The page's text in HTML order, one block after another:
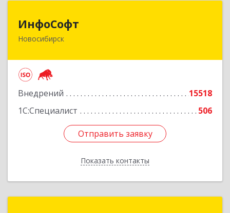
ИнфоСофт
Новосибирск
Внедрений
15518
1С:Специалист
506
Отправить заявку
Показать контакты
630091, Новосибирская обл, Новосибирск г,
Отправить заявку
Назад